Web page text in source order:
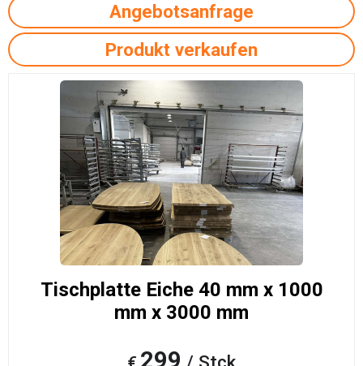
Angebotsanfrage
Produkt verkaufen
Tischplatte Eiche 40 mm x 1000
mm x 3000 mm